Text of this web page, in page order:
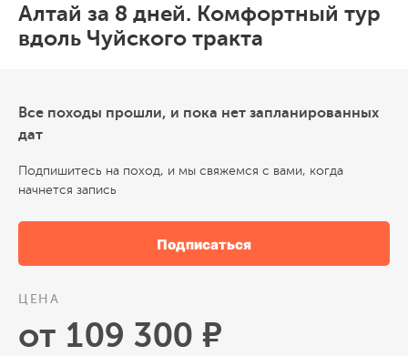
Алтай за 8 дней. Комфортный тур
вдоль Чуйского тракта
Все походы прошли, и пока нет запланированных
дат
Подпишитесь на поход, и мы свяжемся с вами, когда
начнется запись
Подписаться
ЦЕНА
от 109 300 ₽